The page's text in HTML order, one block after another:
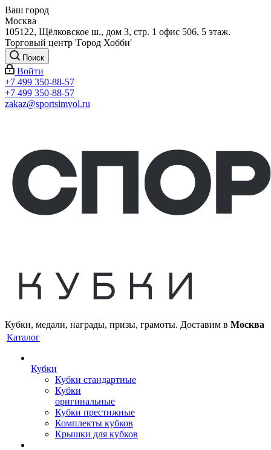
Ваш город
Москва
105122, Щёлковское ш., дом 3, стр. 1 офис 506, 5 этаж.
Торговый центр 'Город Хобби'
Поиск
Войти
+7 499 350-88-57
+7 499 350-88-57
zakaz@sportsimvol.ru
Кубки, медали, награды, призы, грамоты. Доставим в Москва
Каталог
Кубки
Кубки стандартные
Кубки
оригинальные
Кубки престижные
Комплекты кубков
Крышки для кубков